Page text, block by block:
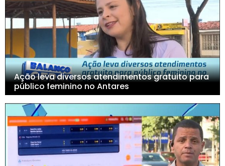
Ação leva diversos atendimentos gratuito para
público feminino no Antares